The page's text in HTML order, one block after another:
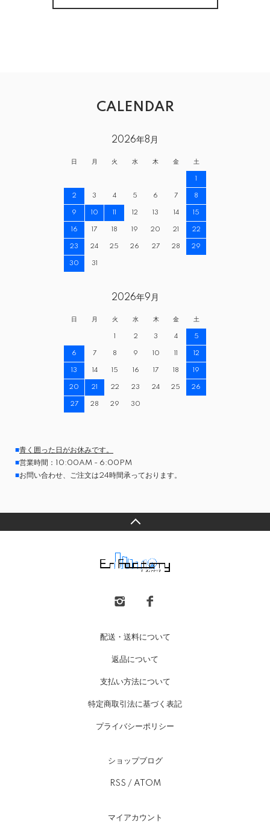
CALENDAR
2026年8月
日 月 火 水 木 金 土
1
2 3 4 5 6 7 8
9 10 11 12 13 14 15
16 17 18 19 20 21 22
23 24 25 26 27 28 29
30 31
2026年9月
日 月 火 水 木 金 土
1 2 3 4 5
6 7 8 9 10 11 12
13 14 15 16 17 18 19
20 21 22 23 24 25 26
27 28 29 30
■青く囲った日がお休みです。
■営業時間：10:00AM - 6:00PM
■お問い合わせ、ご注文は24時間承っております。
配送・送料について
返品について
支払い方法について
特定商取引法に基づく表記
プライバシーポリシー
ショップブログ
RSS / ATOM
マイアカウント